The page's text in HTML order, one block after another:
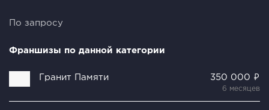
По запросу
Франшизы по данной категории
Гранит Памяти 350 000 ₽
6 месяцев